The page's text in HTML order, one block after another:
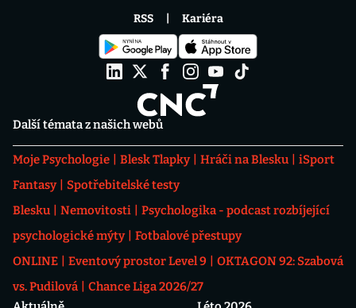
Další témata z našich webů
Moje Psychologie Blesk Tlapky Hráči na Blesku
iSport
Fantasy
Spotřebitelské testy
Blesku
Nemovitosti
Psychologika - podcast rozbíjející
psychologické mýty
Fotbalové přestupy
ONLINE
Eventový prostor Level 9
OKTAGON 92: Szabová
vs. Pudilová
Chance Liga 2026/27
RSS Kariéra